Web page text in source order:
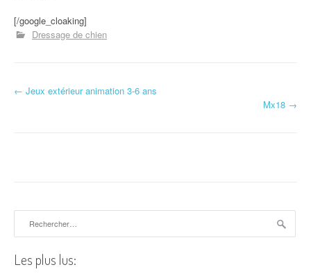
[/google_cloaking]
Dressage de chien
Navigation d'article
← Jeux extérieur animation 3-6 ans
Mx18 →
Les plus lus: